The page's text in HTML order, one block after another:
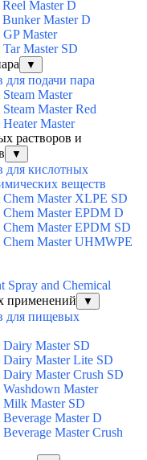
Reel Master D
Bunker Master D
GP Master
Master SD
▼
для подачи пара
Master
Master Red
Master
растворов и
▼
для кислотных
веществ
Chem Master XLPE SD
Chem Master EPDM D
Chem Master EPDM SD
Chem Master UHMWPE
Spray and Chemical
применений
▼
для пищевых
Dairy Master SD
Dairy Master Lite SD
Dairy Master Crush SD
Washdown Master
Milk Master SD
Master D
Master Crush